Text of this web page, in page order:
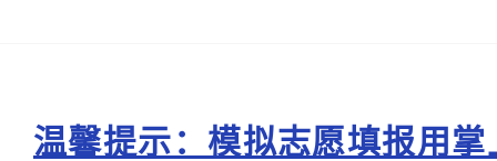
温馨提示：模拟志愿填报用